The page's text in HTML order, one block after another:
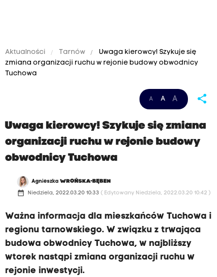
Aktualności Tarnów
Uwaga kierowcy! Szykuje się
zmiana organizacji ruchu w rejonie budowy obwodnicy
Tuchowa
A A A share
Uwaga kierowcy! Szykuje się zmiana
organizacji ruchu w rejonie budowy
obwodnicy Tuchowa
AgnieszkaWROŃSKA-BĘBEN
date_range Niedziela, 2022.03.20 10:33 ( Edytowany Niedziela, 2022.03.20 10:42 )
Ważna informacja dla mieszkańców Tuchowa i
regionu tarnowskiego. W związku z trwająca
budowa obwodnicy Tuchowa, w najbliższy
wtorek nastąpi zmiana organizacji ruchu w
rejonie inwestycji.